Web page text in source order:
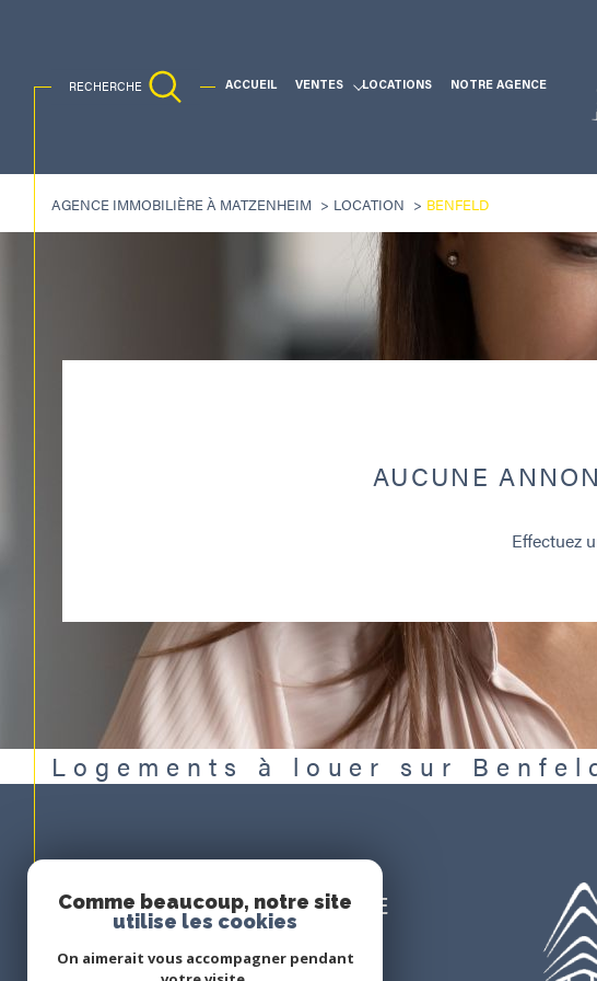
ACCUEIL VENTES
Ventes Traditionnelles
LOCATIONS NOTRE AGENCE
RECHERCHE
Acheter
de l'ancien
de l'immo pro
Louer
à l'année
67230 - Benfeld
AGENCE IMMOBILIÈRE À MATZENHEIM LOCATION BENFELD
AUCUNE
Effectuez
Logements à louer sur
PROPRIÉTAIRE
Se connecter
Comme beaucoup, notre site
utilise les cookies
On aimerait vous accompagner pendant